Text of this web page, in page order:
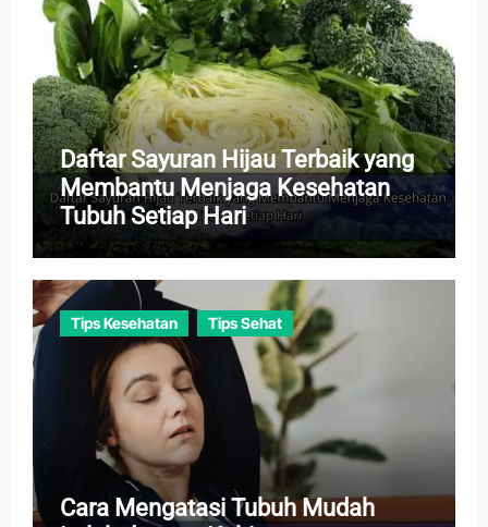
Daftar Sayuran Hijau Terbaik yang
Membantu Menjaga Kesehatan
Tubuh Setiap Hari
Tips Kesehatan Tips Sehat
Cara Mengatasi Tubuh Mudah